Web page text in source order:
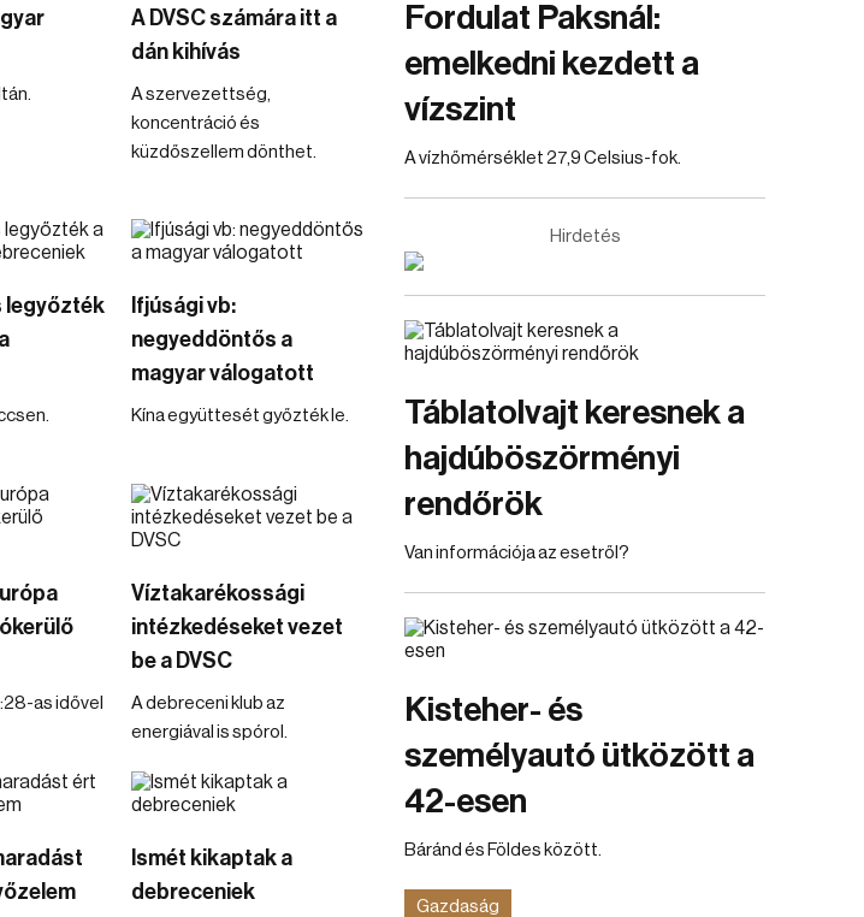
A DVSC számára itt a
dán kihívás
A szervezettség,
koncentráció és
küzdőszellem dönthet.
legyőzték
Ifjúsági vb:
negyeddöntős a
magyar válogatott
Kína együttesét győzték le.
as idővel
Víztakarékossági
intézkedéseket vezet
be a DVSC
A debreceni klub az
energiával is spórol.
Ismét kikaptak a
debreceniek
Fordulat Paksnál:
emelkedni kezdett a
vízszint
A vízhőmérséklet 27,9 Celsius-fok.
Hirdetés
Táblatolvajt keresnek a
hajdúböszörményi
rendőrök
Van információja az esetről?
Kisteher- és
személyautó ütközött a
42-esen
Báránd és Földes között.
Gazdaság